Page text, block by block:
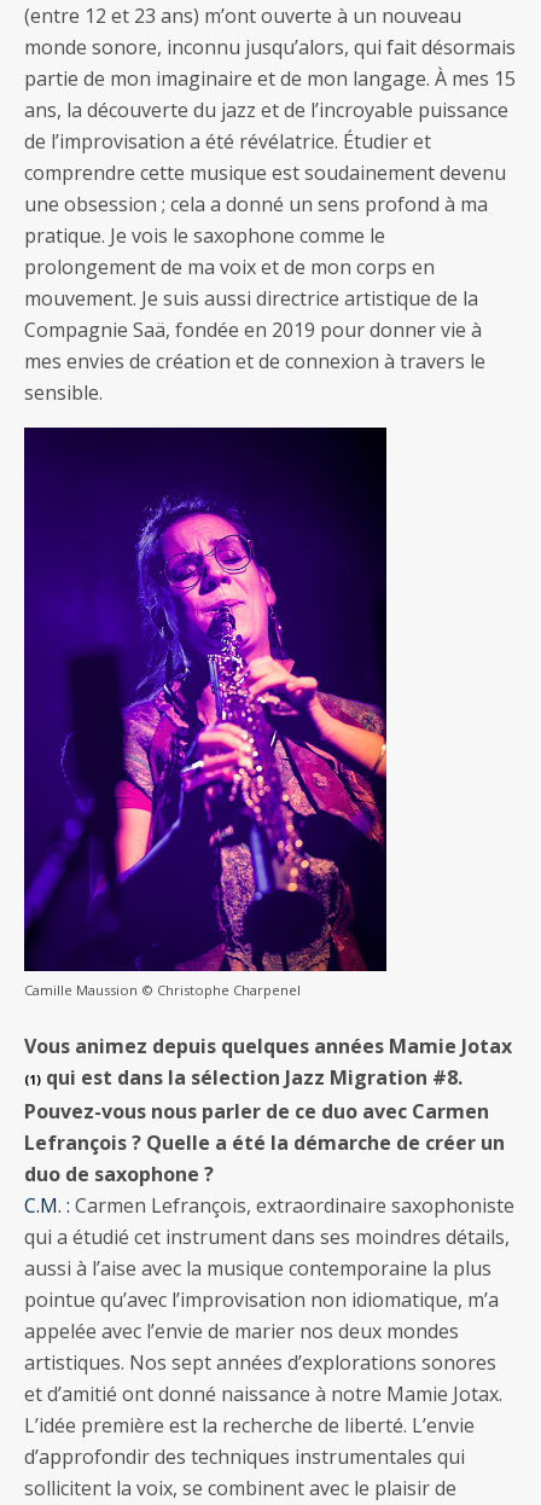
(entre 12 et 23 ans) m’ont ouverte à un nouveau
monde sonore, inconnu jusqu’alors, qui fait désormais
partie de mon imaginaire et de mon langage. À mes 15
ans, la découverte du jazz et de l’incroyable puissance
de l’improvisation a été révélatrice. Étudier et
comprendre cette musique est soudainement devenu
une obsession ; cela a donné un sens profond à ma
pratique. Je vois le saxophone comme le
prolongement de ma voix et de mon corps en
mouvement. Je suis aussi directrice artistique de la
Compagnie Saä, fondée en 2019 pour donner vie à
mes envies de création et de connexion à travers le
sensible.
Camille Maussion © Christophe Charpenel
Vous animez depuis quelques années Mamie Jotax
(1) qui est dans la sélection Jazz Migration #8.
Pouvez-vous nous parler de ce duo avec Carmen
Lefrançois ? Quelle a été la démarche de créer un
duo de saxophone ?
C.M. : Carmen Lefrançois, extraordinaire saxophoniste
qui a étudié cet instrument dans ses moindres détails,
aussi à l’aise avec la musique contemporaine la plus
pointue qu’avec l’improvisation non idiomatique, m’a
appelée avec l’envie de marier nos deux mondes
artistiques. Nos sept années d’explorations sonores
et d’amitié ont donné naissance à notre Mamie Jotax.
L’idée première est la recherche de liberté. L’envie
d’approfondir des techniques instrumentales qui
sollicitent la voix, se combinent avec le plaisir de